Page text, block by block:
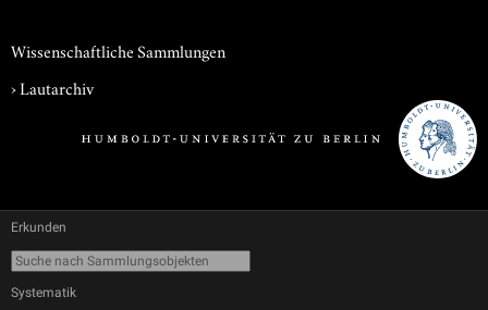
Wissenschaftliche Sammlungen
›Lautarchiv
Erkunden
Systematik